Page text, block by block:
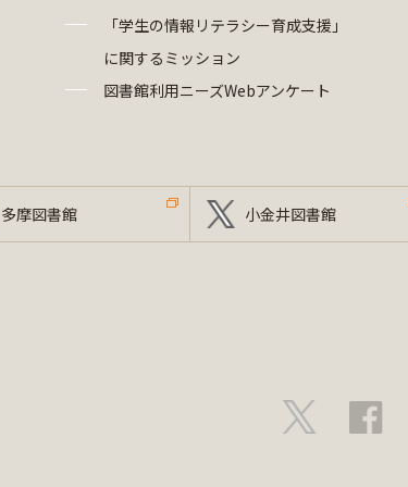
「学生の情報リテラシー育成支援」
に関するミッション
図書館利用ニーズWebアンケート
多摩図書館 小金井図書館